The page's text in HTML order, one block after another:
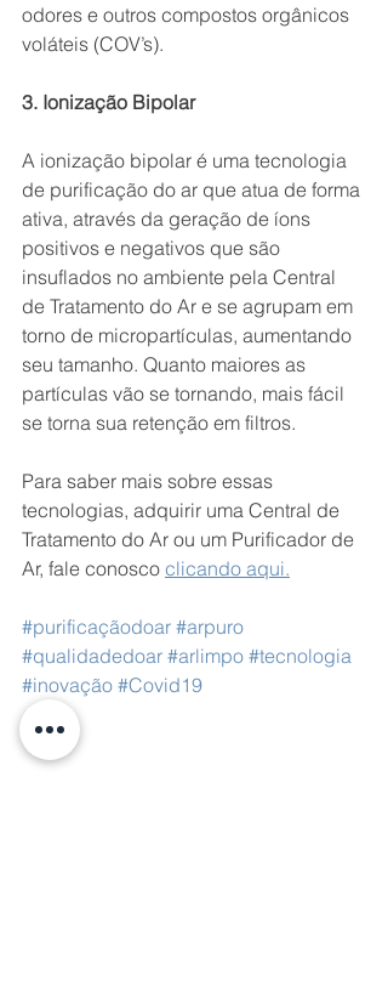
odores e outros compostos orgânicos
voláteis (COV’s).
3. Ionização Bipolar
A ionização bipolar é uma tecnologia
de purificação do ar que atua de forma
ativa, através da geração de íons
positivos e negativos que são
insuflados no ambiente pela Central
de Tratamento do Ar e se agrupam em
torno de micropartículas, aumentando
seu tamanho. Quanto maiores as
partículas vão se tornando, mais fácil
se torna sua retenção em filtros.
Para saber mais sobre essas
tecnologias, adquirir uma Central de
Tratamento do Ar ou um Purificador de
Ar, fale conosco clicando aqui.
#purificaçãodoar #arpuro
#qualidadedoar #arlimpo #tecnologia
#inovação #Covid19